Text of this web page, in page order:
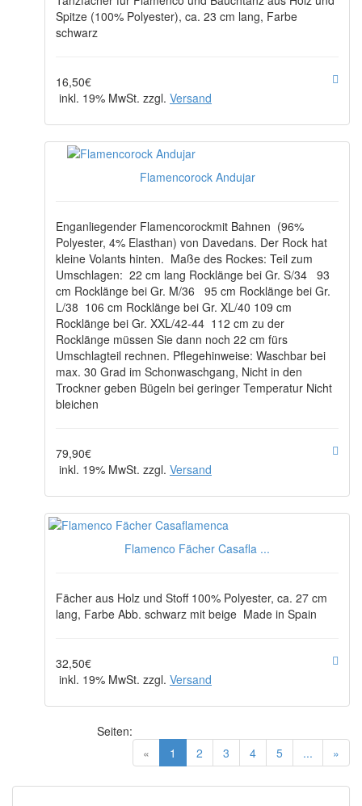
Spitze (100% Polyester), ca. 23 cm lang, Farbe
schwarz
16,50€
inkl. 19% MwSt. zzgl. Versand
Flamencorock Andujar
Enganliegender Flamencorockmit Bahnen (96%
Polyester, 4% Elasthan) von Davedans. Der Rock hat
kleine Volants hinten. Maße des Rockes: Teil zum
Umschlagen: 22 cm lang Rocklänge bei Gr. S/34 93
cm Rocklänge bei Gr. M/36 95 cm Rocklänge bei Gr.
L/38 106 cm Rocklänge bei Gr. XL/40 109 cm
Rocklänge bei Gr. XXL/42-44 112 cm zu der
Rocklänge müssen Sie dann noch 22 cm fürs
Umschlagteil rechnen. Pflegehinweise: Waschbar bei
max. 30 Grad im Schonwaschgang, Nicht in den
Trockner geben Bügeln bei geringer Temperatur Nicht
bleichen
79,90€
inkl. 19% MwSt. zzgl. Versand
Flamenco Fächer Casafla ...
Fächer aus Holz und Stoff 100% Polyester, ca. 27 cm
lang, Farbe Abb. schwarz mit beige Made in Spain
32,50€
inkl. 19% MwSt. zzgl. Versand
« 1 (current)
2 3 4 5 ... »
Seiten: